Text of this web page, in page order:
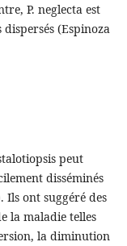
P. neglecta est
(Espinoza
peut
disséminés
Ils ont suggéré des
la maladie telles
la diminution